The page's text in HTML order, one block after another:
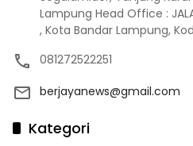
Lampung Head Office :
, Kota Bandar Lampung,
081272522251
berjayanews@gmail.com
Kategori